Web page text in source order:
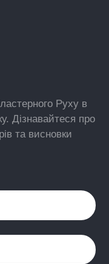
Руху в
Дізнавайтеся про
та висновки